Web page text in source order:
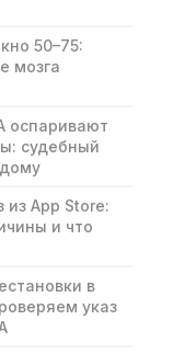
50–75:
мозга
оспаривают
судебный
из App Store:
и что
в
указ